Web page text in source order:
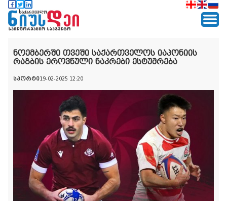
ნოემბერში თვეში საქართველოს იაპონიის
რაგბის ეროვნული ნაკრები ესტუმრება
სპორტი19-02-2025 12:20